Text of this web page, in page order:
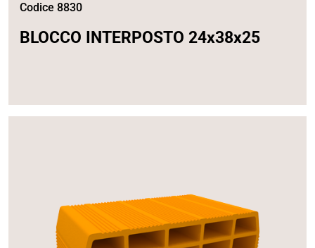
Codice 8830
BLOCCO INTERPOSTO 24x38x25